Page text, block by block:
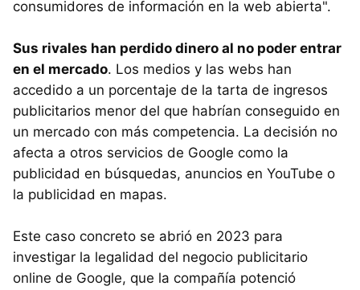
consumidores de información en la web abierta".
Sus rivales han perdido dinero al no poder entrar
en el mercado. Los medios y las webs han
accedido a un porcentaje de la tarta de ingresos
publicitarios menor del que habrían conseguido en
un mercado con más competencia. La decisión no
afecta a otros servicios de Google como la
publicidad en búsquedas, anuncios en YouTube o
la publicidad en mapas.
Este caso concreto se abrió en 2023 para
investigar la legalidad del negocio publicitario
online de Google, que la compañía potenció